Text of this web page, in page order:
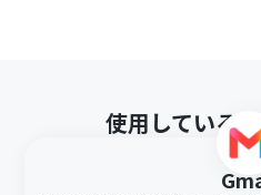
使用している